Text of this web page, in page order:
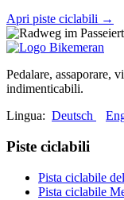
Apri piste ciclabili →
Pedalare, assaporare,
indimenticabili.
Lingua: Deutsch
Piste ciclabili
Pista ciclabile
Pista ciclabile